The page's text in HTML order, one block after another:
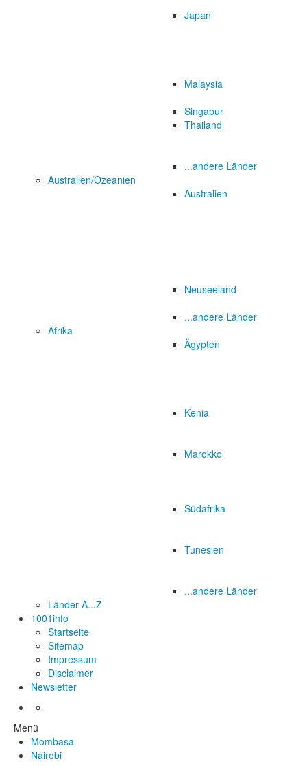
Japan
Malaysia
Singapur
Thailand
...andere Länder
Australien/Ozeanien
Australien
Neuseeland
...andere Länder
Afrika
Ägypten
Kenia
Marokko
Südafrika
Tunesien
...andere Länder
Länder A...Z
1001info
Startseite
Sitemap
Impressum
Disclaimer
Newsletter
Menü
Mombasa
Nairobi